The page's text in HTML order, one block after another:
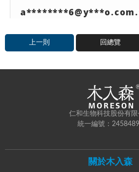
上一則 回總覽
仁和生物科技股份有限
統一編號：
關於木入森